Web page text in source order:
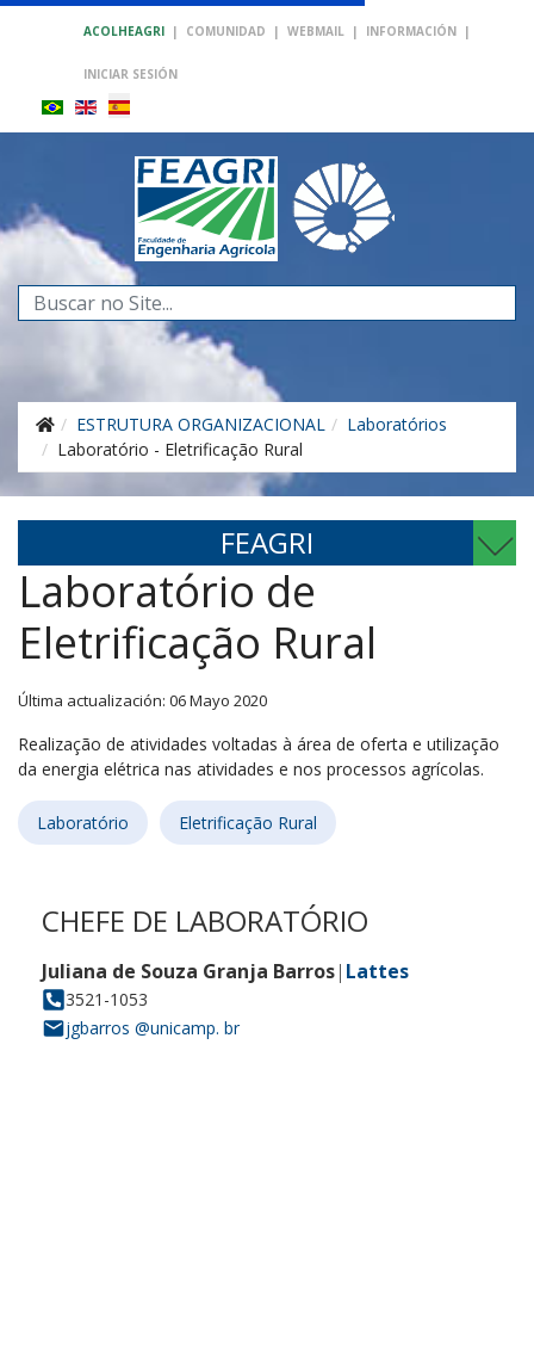
ACOLHEAGRI | COMUNIDAD | WEBMAIL | INFORMACIÓN |
INICIAR SESIÓN
Buscar...
ESTRUTURA ORGANIZACIONAL
Laboratórios
Laboratório - Eletrificação Rural
FEAGRI
Laboratório de
Eletrificação Rural
Última actualización: 06 Mayo 2020
Realização de atividades voltadas à área de oferta e utilização
da energia elétrica nas atividades e nos processos agrícolas.
Laboratório Eletrificação Rural